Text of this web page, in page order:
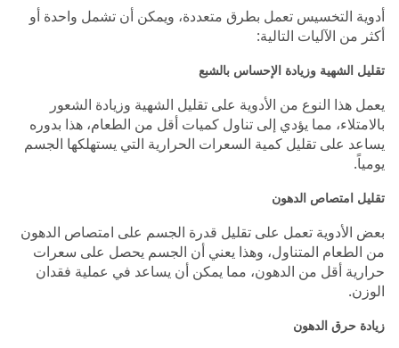
أدوية التخسيس تعمل بطرق متعددة، ويمكن أن تشمل واحدة أو
أكثر من الآليات التالية:
تقليل الشهية وزيادة الإحساس بالشبع
يعمل هذا النوع من الأدوية على تقليل الشهية وزيادة الشعور
بالامتلاء، مما يؤدي إلى تناول كميات أقل من الطعام، هذا بدوره
يساعد على تقليل كمية السعرات الحرارية التي يستهلكها الجسم
يومياً.
تقليل امتصاص الدهون
بعض الأدوية تعمل على تقليل قدرة الجسم على امتصاص الدهون
من الطعام المتناول، وهذا يعني أن الجسم يحصل على سعرات
حرارية أقل من الدهون، مما يمكن أن يساعد في عملية فقدان
الوزن.
زيادة حرق الدهون